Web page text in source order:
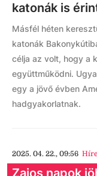
katonák is
Másfél héten
katonák
célja az volt, hogy a
együttműködni.
egy a jövő évben
hadgyakorlatnak.
2025. 04. 22., 09:56
Zajos napok